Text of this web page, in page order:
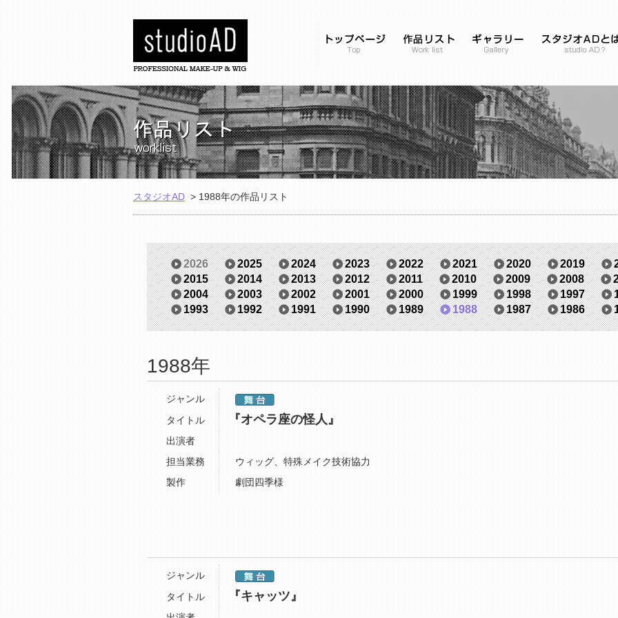
スタジオAD > 1988年の作品リスト
2026 2025 2024 2023 2022 2021 2020 2019
2015
2014 2013 2012 2011 2010 2009 2008
2004
2003 2002 2001 2000 1999 1998 1997
1993
1992 1991 1990 1989 1988 1987 1986
1988年
ジャンル
タイトル
『オペラ座の怪人』
出演者
担当業務
ウィッグ、特殊メイク技術協力
製作
劇団四季様
ジャンル
タイトル
『キャッツ』